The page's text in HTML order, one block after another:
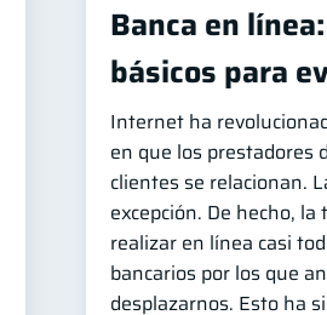
Banca en
básicos para
Internet ha
en que los prestadores
clientes se relacionan.
excepción. De hecho,
realizar en línea casi
bancarios por los que
desplazarnos. Esto ha